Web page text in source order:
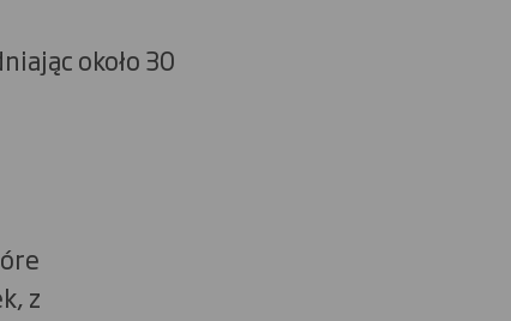
około 30
z